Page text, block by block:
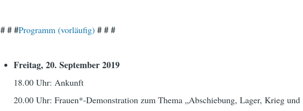
# # #Programm (vorläufig) # # #
Freitag, 20. September 2019
18.00 Uhr: Ankunft
20.00 Uhr: Frauen*-Demonstration zum Thema „Abschiebung, Lager, Krieg und